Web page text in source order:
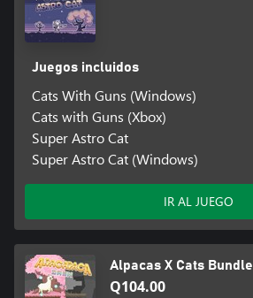
Juegos incluidos
Cats With Guns (Windows)
Cats with Guns (Xbox)
Super Astro Cat
Super Astro Cat (Windows)
IR AL JUEGO
Alpacas X Cats Bundle
Q104.00